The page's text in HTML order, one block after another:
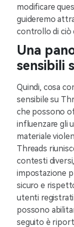
modificare
guideremo
controllo di ciò
Una
sensibili
Quindi, cosa
sensibile su
che possono
influenzare gli
materiale
Threads
contesti
impostazione
sicuro e
utenti registrati
possono
seguito è